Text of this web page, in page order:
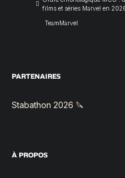
films et séries Marvel en
TeamMarvel
PARTENAIRES
Stabathon 2026 🔪
À PROPOS